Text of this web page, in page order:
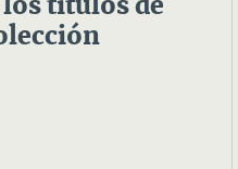
los títulos de